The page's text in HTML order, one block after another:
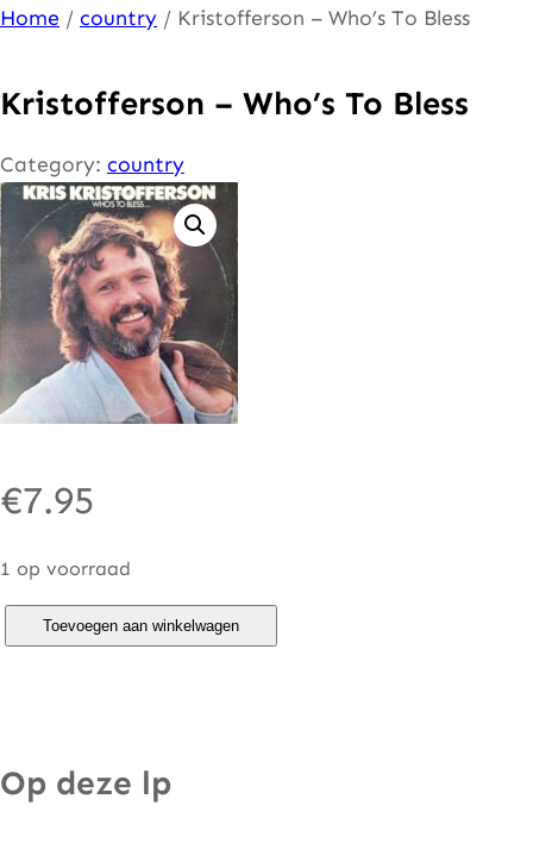
Ga
de
inhoud
Home / country / Kristofferson – Who’s To Bless
Kristofferson – Who’s To Bless
Category: country
€7.95
1 op voorraad
o
Toevoegen aan winkelwagen
Op deze lp